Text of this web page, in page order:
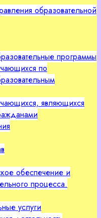
образовательной
программы
по
являющихся
обеспечение и
процесса.
услуги